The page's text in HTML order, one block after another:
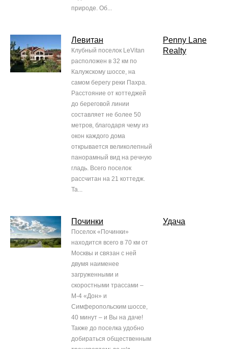
природе. Об...
Левитан
Клубный поселок LeVitan
расположен в 32 км по
Калужскому шоссе, на
самом берегу реки Пахра.
Расстояние от коттеджей
до береговой линии
составляет не более 50
метров, благодаря чему из
окон каждого дома
открывается великолепный
панорамный вид на речную
гладь. Всего поселок
рассчитан на 21 коттедж.
Та...
Penny Lane
Realty
Починки
Поселок «Починки»
находится всего в 70 км от
Москвы и связан с ней
двумя наименее
загруженными и
скоростными трассами –
М-4 «Дон» и
Симферопольским шоссе,
40 минут – и Вы на даче!
Также до поселка удобно
добираться общественным
Удача